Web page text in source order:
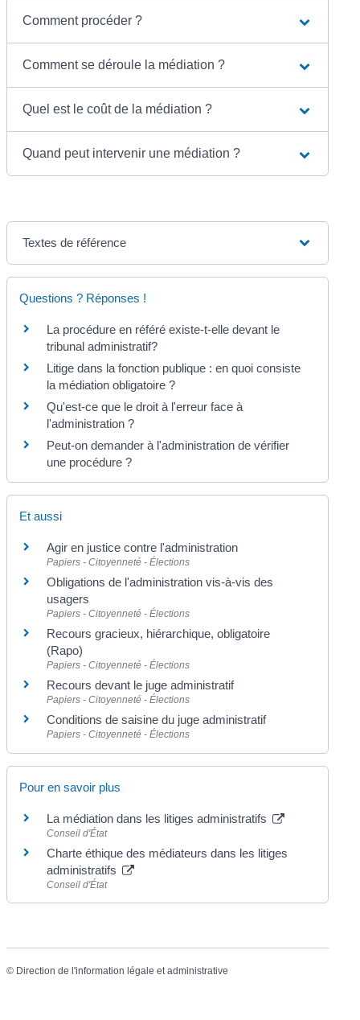
Comment procéder ?
Comment se déroule la médiation ?
Quel est le coût de la médiation ?
Quand peut intervenir une médiation ?
Textes de référence
Questions ? Réponses !
La procédure en référé existe-t-elle devant le
tribunal administratif?
Litige dans la fonction publique : en quoi consiste
la médiation obligatoire ?
Qu'est-ce que le droit à l'erreur face à
l'administration ?
Peut-on demander à l'administration de vérifier
une procédure ?
Et aussi
Agir en justice contre l'administration
Papiers - Citoyenneté - Élections
Obligations de l'administration vis-à-vis des
usagers
Papiers - Citoyenneté - Élections
Recours gracieux, hiérarchique, obligatoire
(Rapo)
Papiers - Citoyenneté - Élections
Recours devant le juge administratif
Papiers - Citoyenneté - Élections
Conditions de saisine du juge administratif
Papiers - Citoyenneté - Élections
Pour en savoir plus
La médiation dans les litiges administratifs
Conseil d'État
Charte éthique des médiateurs dans les litiges
administratifs
Conseil d'État
© Direction de l'information légale et administrative